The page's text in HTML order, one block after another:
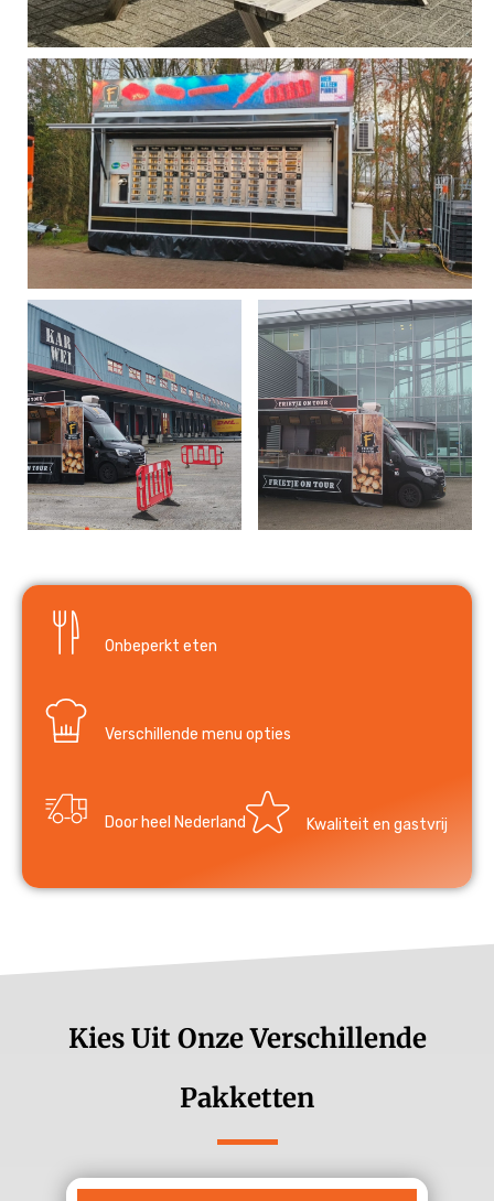
Onbeperkt eten
Verschillende menu opties
Door heel Nederland Kwaliteit en gastvrij
Kies Uit Onze Verschillende
Pakketten